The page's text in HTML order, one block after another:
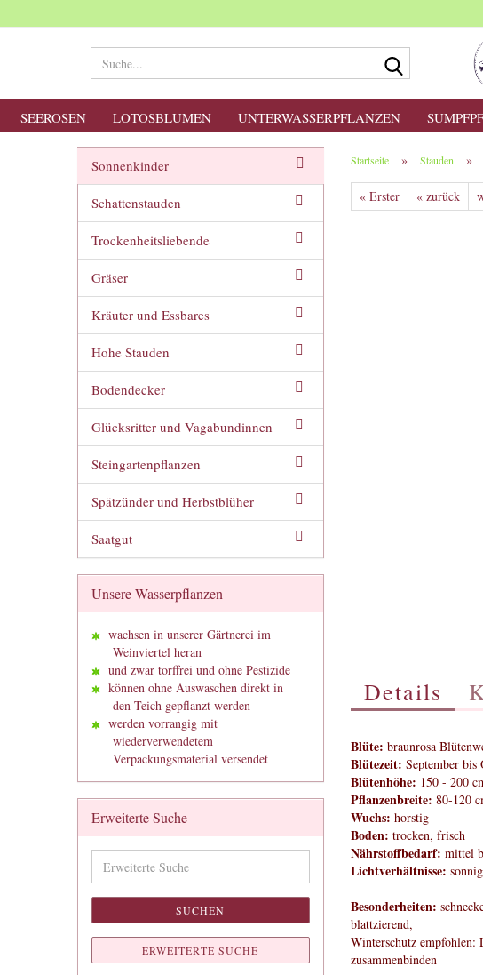
SEEROSEN LOTOSBLUMEN UNTERWASSERPFLANZEN
Startseite » Stauden »
« Erster « zurück
Details
Blüte: braunrosa
Blütezeit: September bis
Blütenhöhe: 150 - 200
Pflanzenbreite: 80-120
Wuchs: horstig
Boden: trocken, frisch
Nährstoffbedarf: mittel
Lichtverhältnisse: sonnig
Besonderheiten:
blattzierend,
Winterschutz empfohlen:
zusammenbinden
Sonnenkinder
Schattenstauden
Trockenheitsliebende
Gräser
Kräuter und Essbares
Hohe Stauden
Bodendecker
Glücksritter und Vagabundinnen
Steingartenpflanzen
Spätzünder und Herbstblüher
Saatgut
Unsere Wasserpflanzen
wachsen in unserer Gärtnerei im
Weinviertel heran
und zwar torffrei und ohne Pestizide
können ohne Auswaschen direkt in
den Teich gepflanzt werden
werden vorrangig mit
wiederverwendetem
Verpackungsmaterial versendet
Erweiterte Suche
Suche
SUCHEN
ERWEITERTE SUCHE